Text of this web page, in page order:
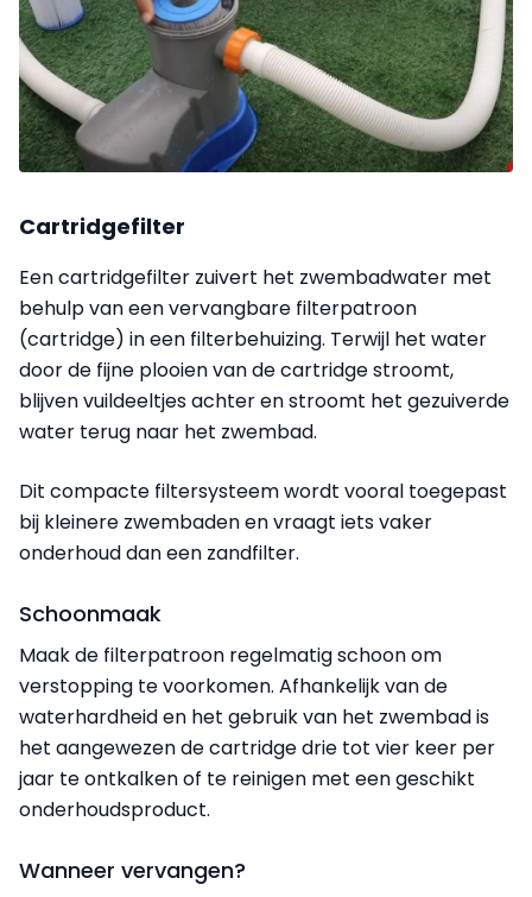
Cartridgefilter
Een cartridgefilter zuivert het zwembadwater met
behulp van een vervangbare filterpatroon
(cartridge) in een filterbehuizing. Terwijl het water
door de fijne plooien van de cartridge stroomt,
blijven vuildeeltjes achter en stroomt het gezuiverde
water terug naar het zwembad.
Dit compacte filtersysteem wordt vooral toegepast
bij kleinere zwembaden en vraagt iets vaker
onderhoud dan een zandfilter.
Schoonmaak
Maak de filterpatroon regelmatig schoon om
verstopping te voorkomen. Afhankelijk van de
waterhardheid en het gebruik van het zwembad is
het aangewezen de cartridge drie tot vier keer per
jaar te ontkalken of te reinigen met een geschikt
onderhoudsproduct.
Wanneer vervangen?